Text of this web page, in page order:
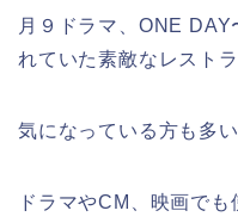
月９ドラマ、ONE
れていた素敵なレストラ
気になっている方も多
ドラマやCM、映画で